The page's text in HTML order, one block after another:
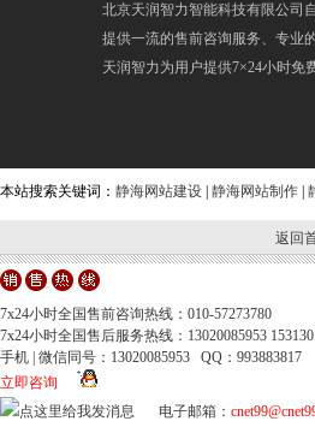
北京天润智力智能科技有限公司
提供一流的售前咨询服务、专业
天润智力为用户提供7×24小时免
本站搜索关键词： 静海网站建设 静海网站制作
返回
7x24小时全国售前咨询热线：010-57273780
7x24小时全国售后服务热线：13020085953
手机 | 微信同号：13020085953 QQ：993883817
立即咨询
电子邮箱：